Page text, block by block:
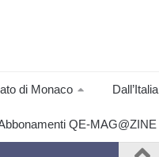
di Monaco Dall’Italia
QE-MAG@ZINE